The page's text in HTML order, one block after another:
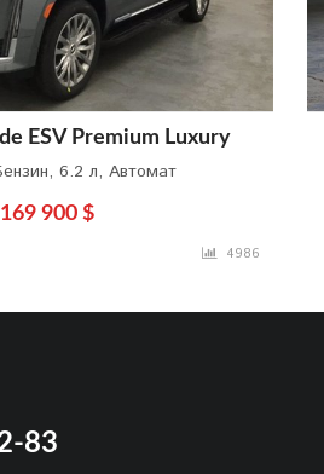
ESV Premium Luxury
6.2 л, Автомат
169 900 $
4986
83